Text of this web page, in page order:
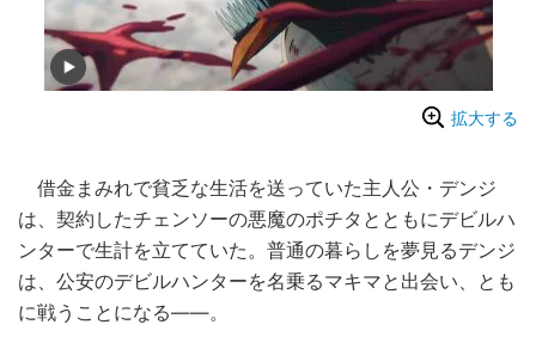
拡大する
借金まみれで貧乏な生活を送っていた主人公・デンジ
は、契約したチェンソーの悪魔のポチタとともにデビルハ
ンターで生計を立てていた。普通の暮らしを夢見るデンジ
は、公安のデビルハンターを名乗るマキマと出会い、とも
に戦うことになる――。